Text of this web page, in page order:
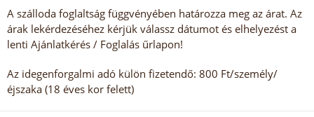
A szálloda foglaltság függvényében határozza meg az árat. Az
árak lekérdezéséhez kérjük válassz dátumot és elhelyezést a
lenti Ajánlatkérés / Foglalás űrlapon!
Az idegenforgalmi adó külön fizetendő: 800 Ft/személy/
éjszaka (18 éves kor felett)